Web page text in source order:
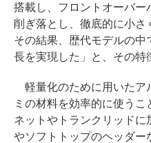
搭載し、フロントオーバー
削ぎ落とし、徹底的に小さ
その結果、歴代モデルの
長を実現した」と、その特
軽量化のために用いたア
ミの材料を効率的に使う
ネットやトランクリッド
やソフトトップのヘッダー